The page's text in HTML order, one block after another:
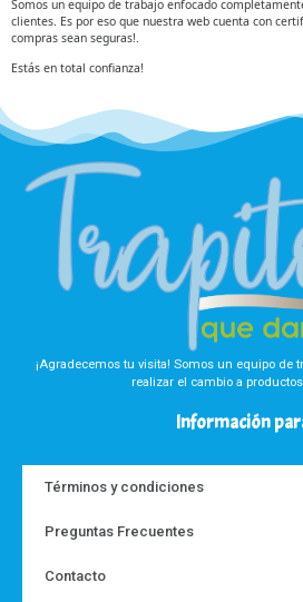
d
e
5
d
o
n
d
Somos un equipo de trabajo enfocado
clientes. Es por eso que nuestra web cuenta con
compras sean seguras!.
Estás en total confianza!
¡Agradecemos tu visita! Somos un equipo de
realizar el cambio a
Información
Términos y condiciones
Preguntas Frecuentes
Contacto